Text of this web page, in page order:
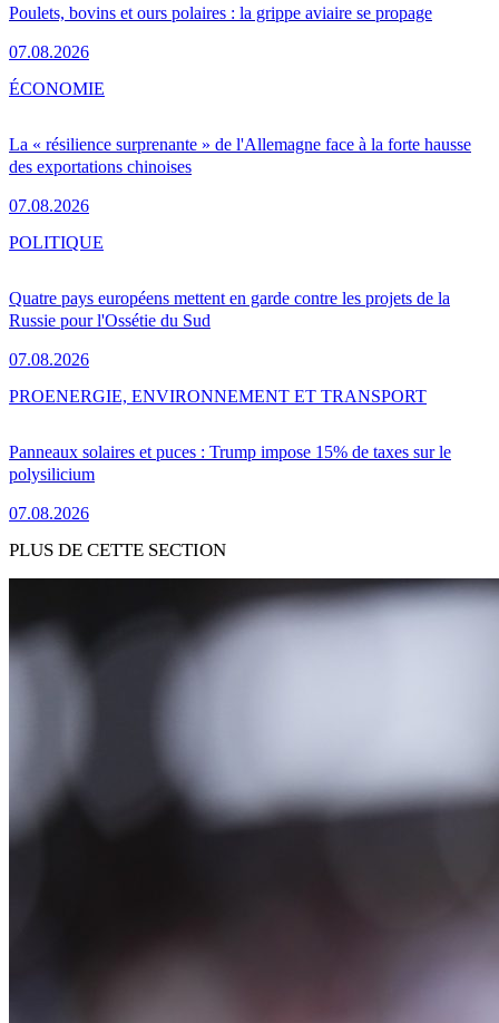
Poulets, bovins et ours polaires : la grippe aviaire se propage
07.08.2026
La « résilience surprenante » de l'Allemagne face à la forte hausse
des exportations chinoises
07.08.2026
ÉCONOMIE
Quatre pays européens mettent en garde contre les projets de la
Russie pour l'Ossétie du Sud
07.08.2026
POLITIQUE
Panneaux solaires et puces : Trump impose 15% de taxes sur le
polysilicium
07.08.2026
PROENERGIE, ENVIRONNEMENT ET TRANSPORT
PLUS DE CETTE SECTION